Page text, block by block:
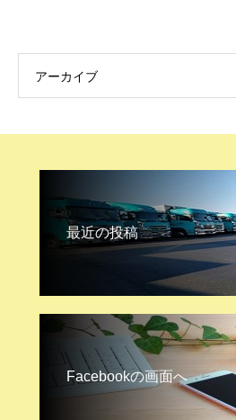
アーカイブ
最近の投稿
Facebookの画面へ